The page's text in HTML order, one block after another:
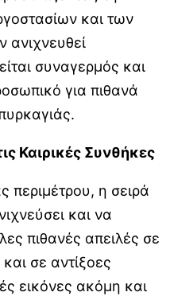
και των
συναγερμός και
για πιθανά
Καιρικές Συνθήκες
περιμέτρου, η σειρά
και να
πιθανές απειλές σε
σε αντίξοες
εικόνες ακόμη και